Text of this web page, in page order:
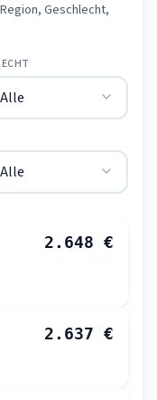
Geschlecht,
2.648 €
2.637 €